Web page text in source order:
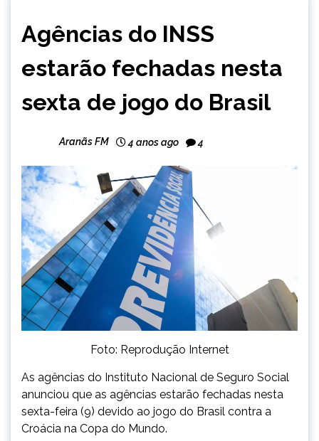
NOTÍCIAS
Agências do INSS
estarão fechadas nesta
sexta de jogo do Brasil
Aranãs FM 4 anos ago 4
Foto: Reprodução Internet
As agências do Instituto Nacional de Seguro Social
anunciou que as agências estarão fechadas nesta
sexta-feira (9) devido ao jogo do Brasil contra a
Croácia na Copa do Mundo.